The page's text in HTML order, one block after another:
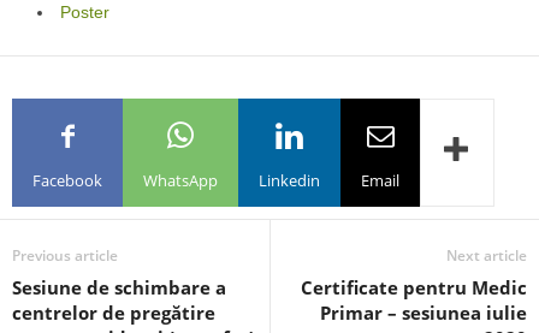
Poster
Facebook WhatsApp Linkedin Email
Previous article
Sesiune de schimbare a
centrelor de pregătire
Next article
Certificate pentru Medic
Primar – sesiunea iulie